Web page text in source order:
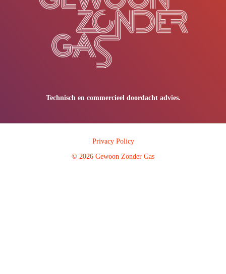
Technisch en commercieel doordacht advies.
Privacy Policy
© 2026 Gewoon Zonder Gas